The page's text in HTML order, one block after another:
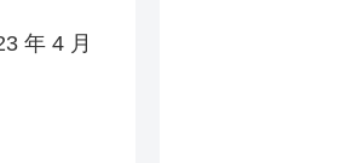
年 4 月